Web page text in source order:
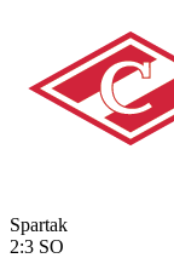
Spartak
2:3 SO